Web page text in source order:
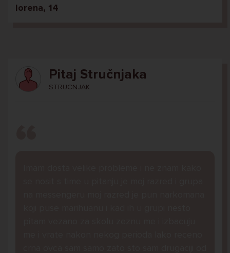
lorena, 14
Pitaj Stručnjaka
STRUCNJAK